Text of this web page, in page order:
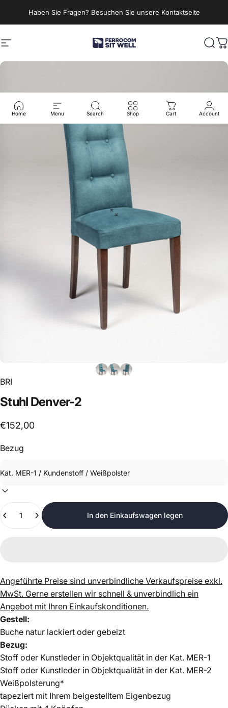
Haben Sie Fragen? Besuchen Sie unsere Kontaktseite
Seitennavigation Ferrocom - SitWell
Home Menu Search Shop Cart Account
BRI
Stuhl Denver-2
€152,00
Bezug
Anzahl
In den Einkaufswagen legen
Angeführte Preise sind unverbindliche Verkaufspreise exkl.
MwSt. Gerne erstellen wir schnell & unverbindlich ein
Angebot mit Ihren Einkaufskonditionen.
Gestell:
Buche natur lackiert oder gebeizt
Bezug:
Stoff oder Kunstleder in Objektqualität in der Kat. MER-1
Stoff oder Kunstleder in Objektqualität in der Kat. MER-2
Weißpolsterung*
tapeziert mit Ihrem beigestelltem Eigenbezug